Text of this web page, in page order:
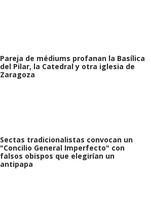
Pareja de médiums profanan la Basílica
del Pilar, la Catedral y otra iglesia de
Zaragoza
Sectas tradicionalistas convocan un
"Concilio General Imperfecto" con
falsos obispos que elegirían un
antipapa